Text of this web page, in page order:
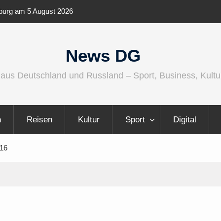
wird größer, internationaler und
News DG
Deutschland und Russland – Sport, Business,
Reisen Kultur Sport Digital